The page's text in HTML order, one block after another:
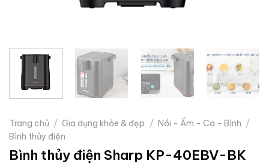
Trang chủ / Gia dụng khỏe & đẹp / Nồi - Ấm - Ca - Bình /
Bình thủy điện
Bình thủy điện Sharp KP-40EBV-BK